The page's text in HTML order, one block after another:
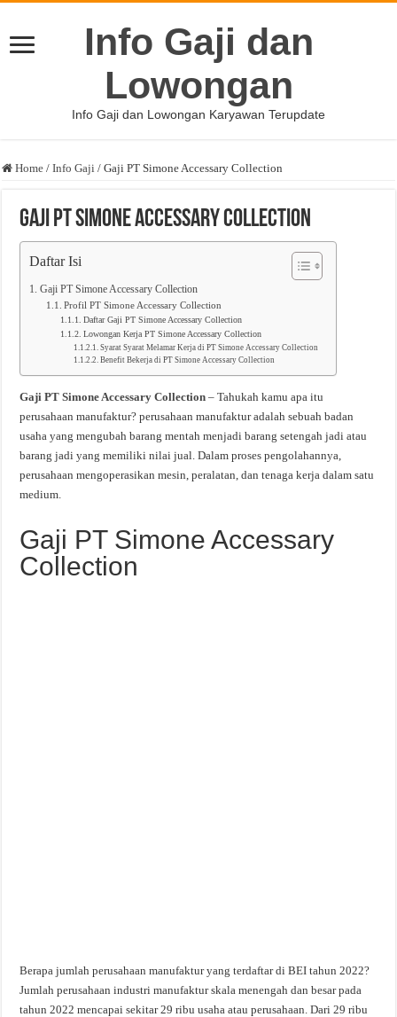
Info Gaji dan
Lowongan
Info Gaji dan Lowongan Karyawan Terupdate
Home / Info Gaji / Gaji PT Simone Accessary Collection
Gaji PT Simone Accessary Collection
Daftar Isi
Gaji PT Simone Accessary Collection
Profil PT Simone Accessary Collection
Daftar Gaji PT Simone Accessary Collection
Lowongan Kerja PT Simone Accessary Collection
Syarat Syarat Melamar Kerja di PT Simone Accessary Collection
Benefit Bekerja di PT Simone Accessary Collection
Gaji PT Simone Accessary Collection – Tahukah kamu apa itu
perusahaan manufaktur? perusahaan manufaktur adalah sebuah badan
usaha yang mengubah barang mentah menjadi barang setengah jadi atau
barang jadi yang memiliki nilai jual. Dalam proses pengolahannya,
perusahaan mengoperasikan mesin, peralatan, dan tenaga kerja dalam satu
medium.
Gaji PT Simone Accessary
Collection
Berapa jumlah perusahaan manufaktur yang terdaftar di BEI tahun 2022?
Jumlah perusahaan industri manufaktur skala menengah dan besar pada
tahun 2022 mencapai sekitar 29 ribu usaha atau perusahaan. Dari 29 ribu